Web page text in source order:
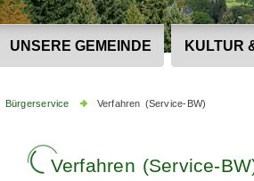
UNSERE GEMEINDE KULTUR
Bürgerservice Verfahren (Service-BW)
Verfahren (Service-